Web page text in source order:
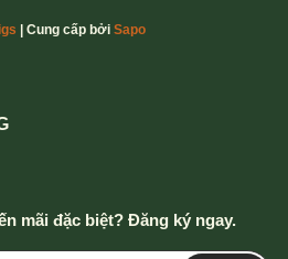
| Cung cấp bởi Sapo
mãi đặc biệt? Đăng ký ngay.